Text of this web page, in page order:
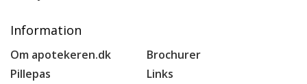
Information
Om apotekeren.dk
Pillepas
Brochurer
Links